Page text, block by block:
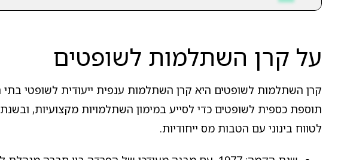
על קרן השתלמות לשופטים
תוספת כספית לשופטים כדי לסייע במימון השתלמויות מקצועיות, ובשנת 2007 עברה למבנה של חברה מנהלת נפרדת וקרן. כמו יתר
לטווח בינוני עם הטבות מס ייחודיות.